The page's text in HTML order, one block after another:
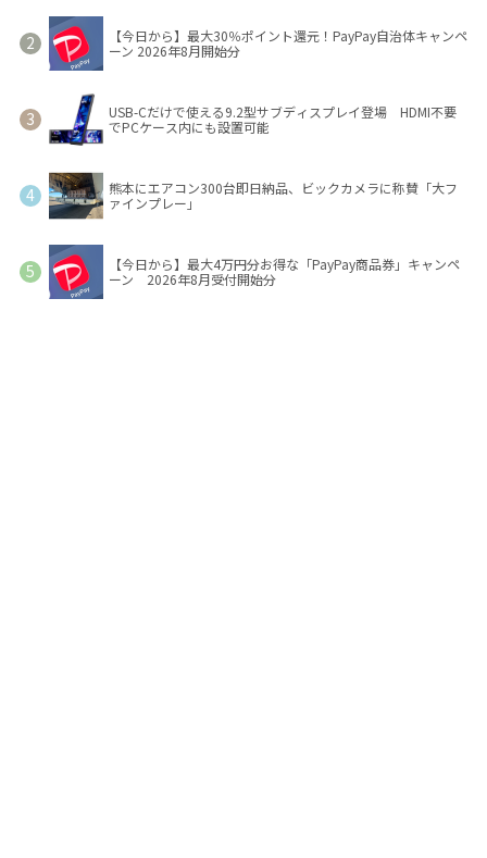
【今日から】最大30％ポイント還元！PayPay自治体キャンペ
ーン 2026年8月開始分
USB-Cだけで使える9.2型サブディスプレイ登場 HDMI不要
でPCケース内にも設置可能
熊本にエアコン300台即日納品、ビックカメラに称賛「大フ
ァインプレー」
【今日から】最大4万円分お得な「PayPay商品券」キャンペ
ーン 2026年8月受付開始分